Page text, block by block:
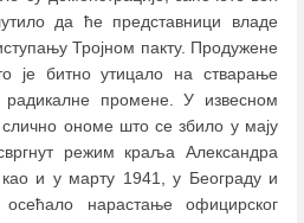
да ће представници владе
Тројном пакту. Продужене
је битно утицало на стварање
промене. У извесном
ономе што се збило у мају
режим краља Александра
и у марту 1941, у Београду и
нарастање официрског